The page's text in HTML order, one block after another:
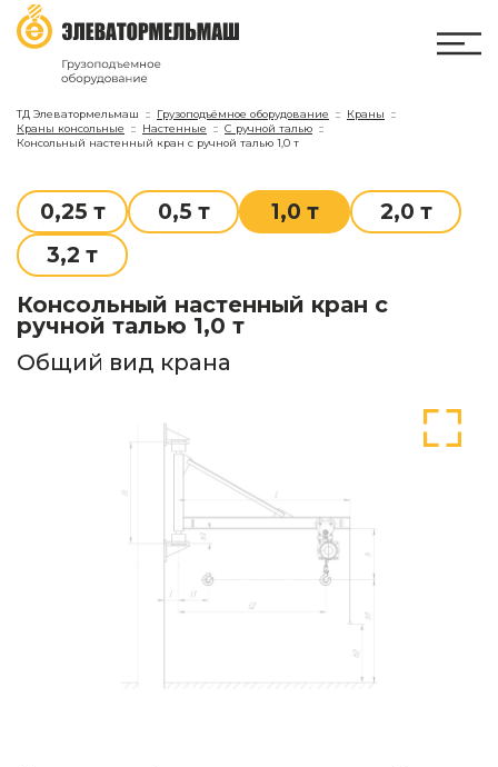
ТД Элеватормельмаш Грузоподъёмное оборудование
Краны
Краны консольные
Настенные
С ручной талью
Консольный настенный кран с ручной талью 1,0 т
0,25 т 0,5 т 1,0 т
2,0 т
3,2 т
Консольный настенный кран с
ручной талью 1,0 т
Общий вид крана